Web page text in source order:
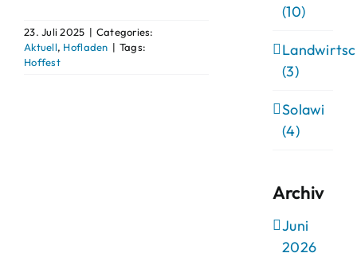
23. Juli 2025 | Categories:
Aktuell, Hofladen | Tags:
Hoffest
(10)
(3)
Solawi
(4)
Archiv
Juni
2026